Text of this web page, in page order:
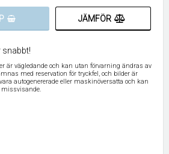
JÄMFÖR
snabbt!
är vägledande och kan utan förvarning ändras av
med reservation för tryckfel, och bilder är
autogenererade eller maskinöversatta och kan